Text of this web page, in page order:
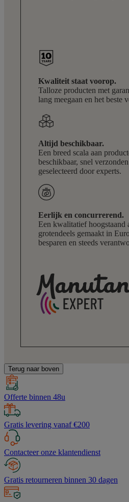
Kwaliteit staat voorop.
Talloze producten met
lang meegaan en het beste
Altijd beschikbaar.
Een breed scala aan
beschikbaar, snel
geselecteerd door experts.
Eerlijk en concurrerend.
Een kwalitatief hoogstaand
grotendeels gemaakt in
besparen en steeds
Terug naar boven
Offerte binnen 48u
Gratis levering vanaf €200
Contacteer onze klantendienst
Gratis retourneren binnen 30 dagen